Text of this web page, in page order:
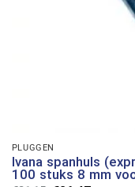
PLUGGEN
Ivana spanhuls
100 stuks 8 mm